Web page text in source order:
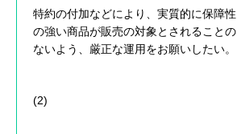
特約の付加などにより、実質的に保障性
の強い商品が販売の対象とされることの
ないよう、厳正な運用をお願いしたい。
(2)